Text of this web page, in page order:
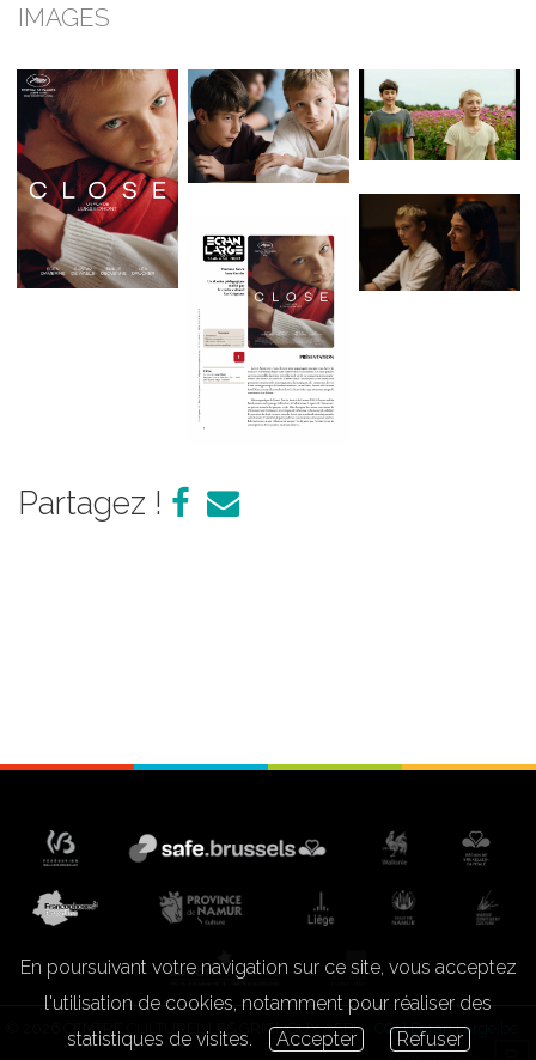
IMAGES
Partagez !
© 2026 CENTRE CULTUREL LES GRIGNOUX ASBL - CGU Ecran Large.be
En poursuivant votre navigation sur ce site, vous acceptez
l'utilisation de cookies, notamment pour réaliser des
statistiques de visites.
Accepter Refuser